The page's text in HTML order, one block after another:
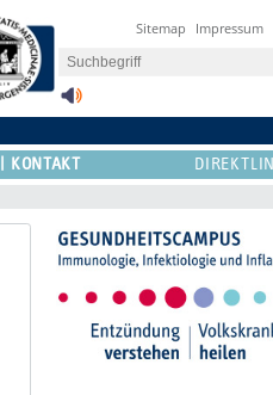
Sitemap Impressum
KONTAKT